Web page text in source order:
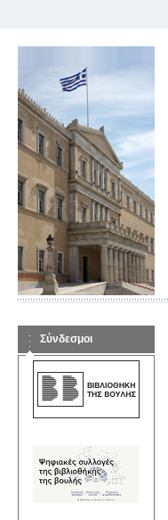
Σύνδεσμοι